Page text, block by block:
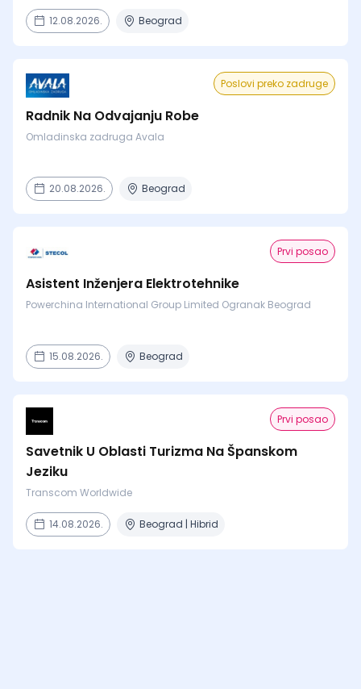
12.08.2026. Beograd
Poslovi preko zadruge
Radnik Na Odvajanju Robe
Omladinska zadruga Avala
20.08.2026. Beograd
Prvi posao
Asistent Inženjera Elektrotehnike
Powerchina International Group Limited Ogranak Beograd
15.08.2026. Beograd
Prvi posao
Savetnik U Oblasti Turizma Na Španskom
Jeziku
Transcom Worldwide
14.08.2026. Beograd | Hibrid